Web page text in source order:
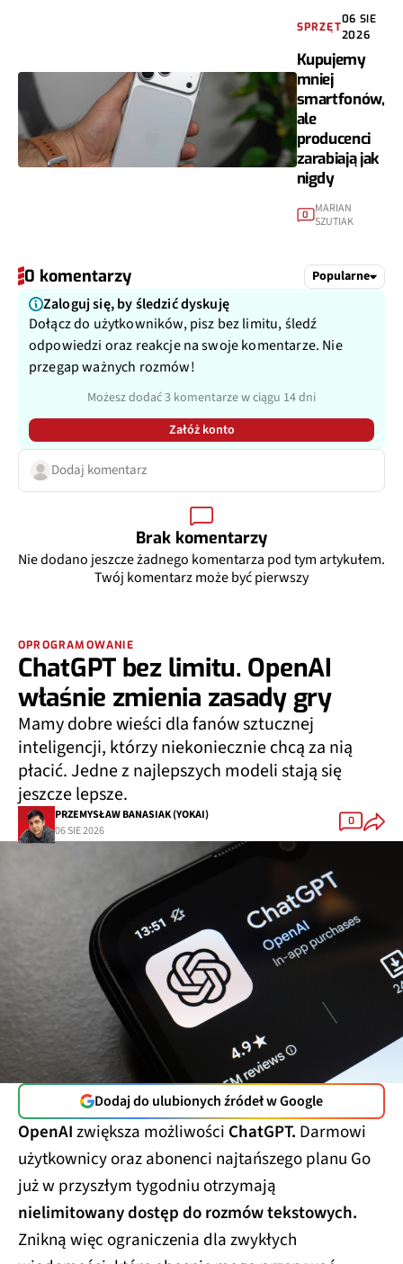
SPRZĘT
06 SIE
2026
Kupujemy
mniej
smartfonów,
ale
producenci
zarabiają jak
nigdy
0 MARIAN
SZUTIAK
0 komentarzy Popularne
Zaloguj się, by śledzić dyskuję
Dołącz do użytkowników, pisz bez limitu, śledź
odpowiedzi oraz reakcje na swoje komentarze. Nie
przegap ważnych rozmów!
Możesz dodać 3 komentarze w ciągu 14 dni
Załóż konto
Dodaj komentarz
Brak komentarzy
Nie dodano jeszcze żadnego komentarza pod tym artykułem.
Twój komentarz może być pierwszy
OPROGRAMOWANIE
ChatGPT bez limitu. OpenAI
właśnie zmienia zasady gry
Mamy dobre wieści dla fanów sztucznej
inteligencji, którzy niekoniecznie chcą za nią
płacić. Jedne z najlepszych modeli stają się
jeszcze lepsze.
PRZEMYSŁAW BANASIAK (YOKAI)
06 SIE 2026
0
Dodaj do ulubionych źródeł w Google
OpenAIzwiększa możliwości ChatGPT. Darmowi
użytkownicy oraz abonenci najtańszego planu Go
już w przyszłym tygodniu otrzymają
nielimitowany dostęp do rozmów tekstowych.
Znikną więc ograniczenia dla zwykłych